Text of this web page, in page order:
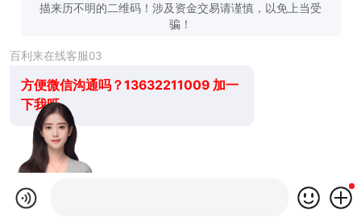
描来历不明的二维码！涉及资金交易请谨慎，以免上当受
骗！
百利来在线客服03
方便微信沟通吗？13632211009 加一
下我呀